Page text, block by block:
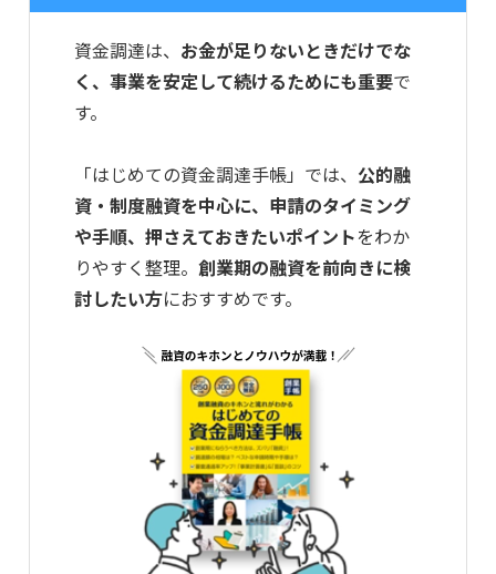
資金調達は、 お金が足りないときだけでな
く、事業を安定して続けるためにも重要で
す。
「はじめての資金調達手帳」では、 公的融
資・制度融資を中心に、申請のタイミング
や手順、押さえておきたいポイントをわか
りやすく整理。 創業期の融資を前向きに検
討したい方におすすめです。